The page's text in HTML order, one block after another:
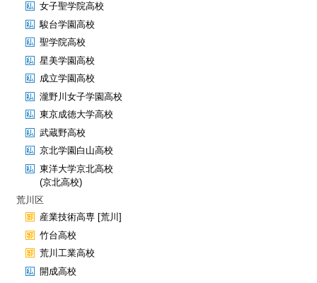
女子聖学院高校
駿台学園高校
聖学院高校
星美学園高校
成立学園高校
瀧野川女子学園高校
東京成徳大学高校
武蔵野高校
京北学園白山高校
東洋大学京北高校
(京北高校)
荒川区
産業技術高専 [荒川]
竹台高校
荒川工業高校
開成高校